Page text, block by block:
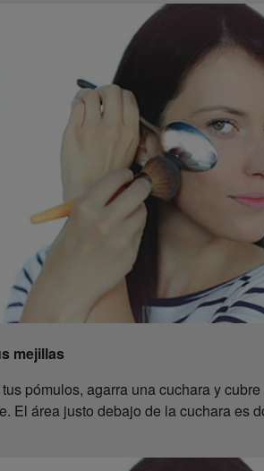
mejillas
pómulos, agarra una cuchara y
El área justo debajo de la cuchara es